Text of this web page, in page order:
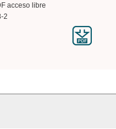
acceso libre
2